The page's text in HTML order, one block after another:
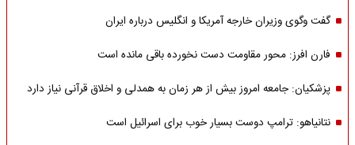
گفت وگوی وزیران خارجه آمریکا و انگلیس درباره ایران
فارن افرز: محور مقاومت دست نخورده باقی مانده است
پزشکیان: جامعه امروز بیش از هر زمان به همدلی و اخلاق قرآنی نیاز دارد
نتانیاهو: ترامپ دوست بسیار خوب برای اسرائیل است